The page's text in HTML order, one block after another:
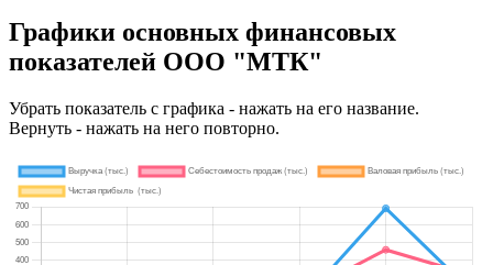
Графики основных финансовых
показателей ООО "МТК"
Убрать показатель с графика - нажать на его название.
Вернуть - нажать на него повторно.